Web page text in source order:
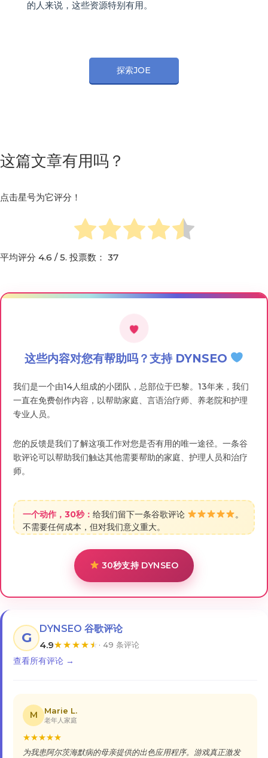
的人来说，这些资源特别有用。
探索JOE
这篇文章有用吗？
点击星号为它评分！
平均评分 4.6 / 5. 投票数： 37
这些内容对您有帮助吗？支持 DYNSEO
我们是一个由14人组成的小团队，总部位于巴黎。13年来，我们
一直在免费创作内容，以帮助家庭、言语治疗师、养老院和护理
专业人员。
您的反馈是我们了解这项工作对您是否有用的唯一途径。一条谷
歌评论可以帮助我们触达其他需要帮助的家庭、护理人员和治疗
师。
一个动作，30秒： 给我们留下一条谷歌评论
。
不需要任何成本，但对我们意义重大。
30秒支持 DYNSEO
G
DYNSEO 谷歌评论
4.9★★★★★ · 49 条评论
查看所有评论 →
M Marie L.
老年人家庭
★★★★★
为我患阿尔茨海默病的母亲提供的出色应用程序。游戏真正激发